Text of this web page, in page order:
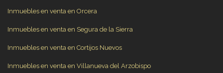
Inmuebles en venta en Orcera
Inmuebles en venta en Segura de la Sierra
Inmuebles en venta en Cortijos Nuevos
Inmuebles en venta en Villanueva del Arzobispo